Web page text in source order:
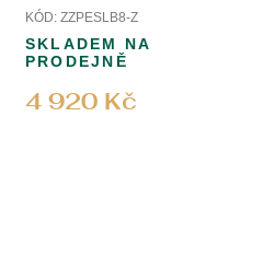
KÓD: ZZPESLB8-Z
4 920 Kč
SKLADEM NA
PRODEJNĚ